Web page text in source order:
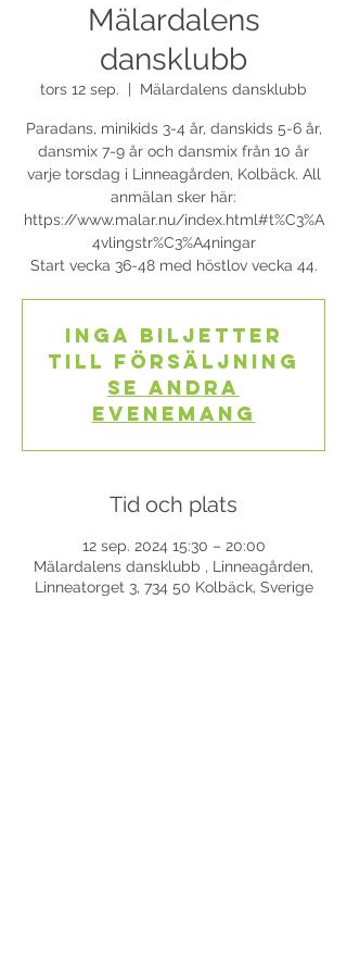
Mälardalens
dansklubb
tors 12 sep. Mälardalens dansklubb
Paradans, minikids 3-4 år, danskids 5-6 år,
dansmix 7-9 år och dansmix från 10 år
varje torsdag i Linneagården, Kolbäck. All
anmälan sker här:
https://www.malar.nu/index.html#t%C3%A
4vlingstr%C3%A4ningar
Start vecka 36-48 med höstlov vecka 44.
Inga biljetter
till försäljning
Se andra
evenemang
Tid och plats
12 sep. 2024 15:30 – 20:00
Mälardalens dansklubb , Linneagården,
Linneatorget 3, 734 50 Kolbäck, Sverige